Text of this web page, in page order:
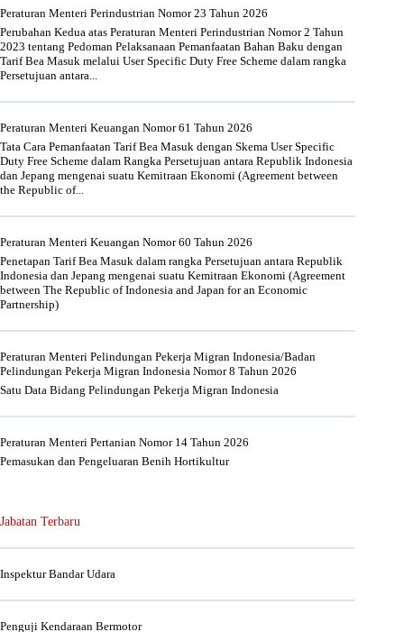
Peraturan Menteri Perindustrian Nomor 23 Tahun 2026
Perubahan Kedua atas Peraturan Menteri Perindustrian Nomor 2 Tahun
2023 tentang Pedoman Pelaksanaan Pemanfaatan Bahan Baku dengan
Tarif Bea Masuk melalui User Specific Duty Free Scheme dalam rangka
Persetujuan antara...
Peraturan Menteri Keuangan Nomor 61 Tahun 2026
Tata Cara Pemanfaatan Tarif Bea Masuk dengan Skema User Specific
Duty Free Scheme dalam Rangka Persetujuan antara Republik Indonesia
dan Jepang mengenai suatu Kemitraan Ekonomi (Agreement between
the Republic of...
Peraturan Menteri Keuangan Nomor 60 Tahun 2026
Penetapan Tarif Bea Masuk dalam rangka Persetujuan antara Republik
Indonesia dan Jepang mengenai suatu Kemitraan Ekonomi (Agreement
between The Republic of Indonesia and Japan for an Economic
Partnership)
Peraturan Menteri Pelindungan Pekerja Migran Indonesia/Badan
Pelindungan Pekerja Migran Indonesia Nomor 8 Tahun 2026
Satu Data Bidang Pelindungan Pekerja Migran Indonesia
Peraturan Menteri Pertanian Nomor 14 Tahun 2026
Pemasukan dan Pengeluaran Benih Hortikultur
Jabatan Terbaru
Inspektur Bandar Udara
Penguji Kendaraan Bermotor